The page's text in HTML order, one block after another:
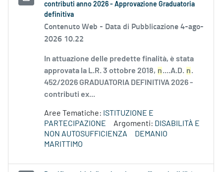
contributi anno 2026 - Approvazione Graduatoria
definitiva
Contenuto Web - Data di Pubblicazione 4-ago-
2026 10.22
In attuazione delle predette finalità, è stata
approvata la L.R. 3 ottobre 2018, n....A.D. n.
452/2026 GRADUATORIA DEFINITIVA 2026 -
contributi ex...
Aree Tematiche: ISTITUZIONE E
PARTECIPAZIONE
Argomenti: DISABILITÀ E
NON AUTOSUFFICIENZA
DEMANIO
MARITTIMO